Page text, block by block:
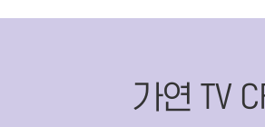
가연 TV